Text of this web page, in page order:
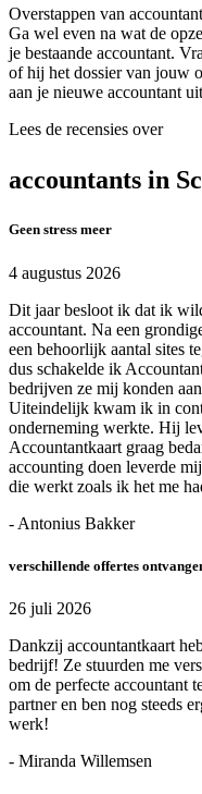
Overstappen van
Ga wel even na wat de
je bestaande accountant.
of hij het dossier van jouw
aan je nieuwe accountant
Lees de recensies over
accountants in
Geen stress meer
4 augustus 2026
Dit jaar besloot ik dat ik
accountant. Na een
een behoorlijk aantal sites
dus schakelde ik
bedrijven ze mij konden
Uiteindelijk kwam ik in
onderneming werkte. Hij
Accountantkaart graag
accounting doen leverde
die werkt zoals ik het me
- Antonius Bakker
verschillende offertes
26 juli 2026
Dankzij accountantkaart
bedrijf! Ze stuurden me
om de perfecte accountant
partner en ben nog steeds
werk!
- Miranda Willemsen